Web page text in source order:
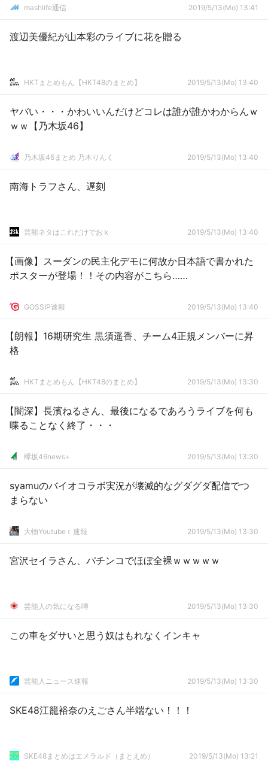
mashlife通信 2019/5/13(Mo) 13:41
渡辺美優紀が山本彩のライブに花を贈る
HKTまとめもん【HKT48のまとめ】 2019/5/13(Mo) 13:40
ヤバい・・・かわいいんだけどコレは誰が誰かわからんｗ
ｗｗ【乃木坂46】
乃木坂46まとめ 乃木りんく 2019/5/13(Mo) 13:40
南海トラフさん、遅刻
芸能ネタはこれだけでおｋ 2019/5/13(Mo) 13:40
【画像】スーダンの民主化デモに何故か日本語で書かれた
ポスターが登場！！その内容がこちら……
GOSSIP速報 2019/5/13(Mo) 13:40
【朗報】16期研究生 黒須遥香、チーム4正規メンバーに昇
格
HKTまとめもん【HKT48のまとめ】 2019/5/13(Mo) 13:30
【闇深】長濱ねるさん、最後になるであろうライブを何も
喋ることなく終了・・・
欅坂46news+ 2019/5/13(Mo) 13:30
syamuのバイオコラボ実況が壊滅的なグダグダ配信でつ
まらない
大物Youtubeｒ速報 2019/5/13(Mo) 13:30
宮沢セイラさん、パチンコでほぼ全裸ｗｗｗｗｗ
芸能人の気になる噂 2019/5/13(Mo) 13:30
この車をダサいと思う奴はもれなくインキャ
芸能人ニュース速報 2019/5/13(Mo) 13:30
SKE48江籠裕奈のえごさん半端ない！！！
SKE48まとめはエメラルド（まとえめ） 2019/5/13(Mo) 13:21